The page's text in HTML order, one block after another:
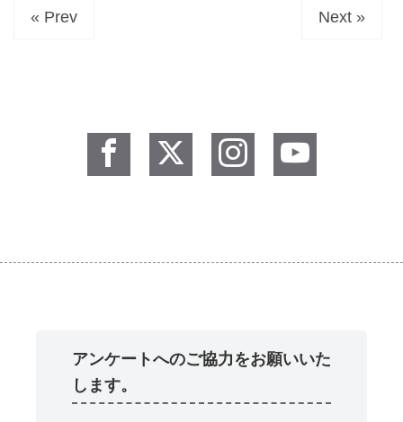
« Prev Next »
アンケートへのご協力をお願いいた
します。